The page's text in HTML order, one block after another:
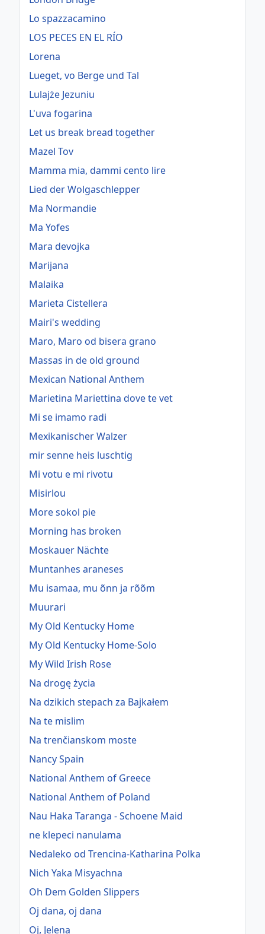
Lo spazzacamino
LOS PECES EN EL RÍO
Lorena
Lueget, vo Berge und Tal
Lulajże Jezuniu
L'uva fogarina
Let us break bread together
Mazel Tov
Mamma mia, dammi cento lire
Lied der Wolgaschlepper
Ma Normandie
Ma Yofes
Mara devojka
Marijana
Malaika
Marieta Cistellera
Mairi's wedding
Maro, Maro od bisera grano
Massas in de old ground
Mexican National Anthem
Marietina Mariettina dove te vet
Mi se imamo radi
Mexikanischer Walzer
mir senne heis luschtig
Mi votu e mi rivotu
Misirlou
More sokol pie
Morning has broken
Moskauer Nächte
Muntanhes araneses
Mu isamaa, mu õnn ja rõõm
Muurari
My Old Kentucky Home
My Old Kentucky Home-Solo
My Wild Irish Rose
Na drogę życia
Na dzikich stepach za Bajkałem
Na te mislim
Na trenčianskom moste
Nancy Spain
National Anthem of Greece
National Anthem of Poland
Nau Haka Taranga - Schoene Maid
ne klepeci nanulama
Nedaleko od Trencina-Katharina Polka
Nich Yaka Misyachna
Oh Dem Golden Slippers
Oj dana, oj dana
Oj, Jelena